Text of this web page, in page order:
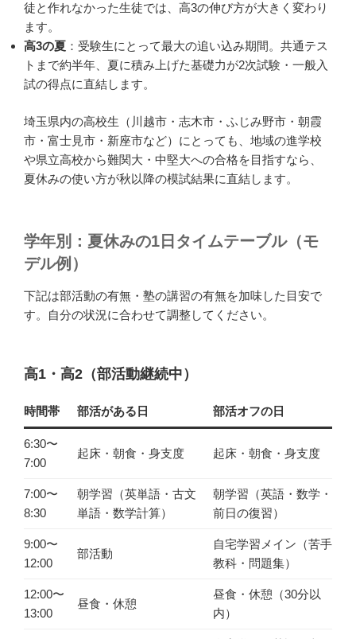
徒と作れなかった生徒では、高3の伸び方が大きく変わり
ます。
高3の夏 ：受験生にとって最大の追い込み期間。共通テス
トまで約半年、夏に積み上げた基礎力が2次試験・一般入
試の得点に直結します。
埼玉県内の高校生（川越市・志木市・ふじみ野市・朝霞
市・富士見市・新座市など）にとっても、地域の進学校
や県立高校から難関大・中堅大への合格を目指すなら、
夏休みの使い方が秋以降の模試結果に直結します。
学年別：夏休みの1日タイムテーブル（モ
デル例）
下記は部活動の有無・塾の講習の有無を加味した目安で
す。自分の状況に合わせて調整してください。
高1・高2（部活動継続中）
時間帯 部活がある日 部活オフの日
6:30〜
7:00
起床・朝食・身支度 起床・朝食・身支度
7:00〜
8:30
朝学習（英単語・古文
単語・数学計算）
朝学習（英語・数学・
前日の復習）
9:00〜
12:00
部活動
自宅学習メイン（苦手
教科・問題集）
12:00〜
13:00
昼食・休憩
昼食・休憩（30分以
内）